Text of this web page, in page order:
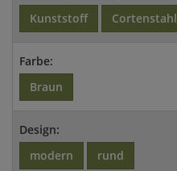
Kunststoff Cortenstahl
Farbe:
Braun
Design:
modern
rund